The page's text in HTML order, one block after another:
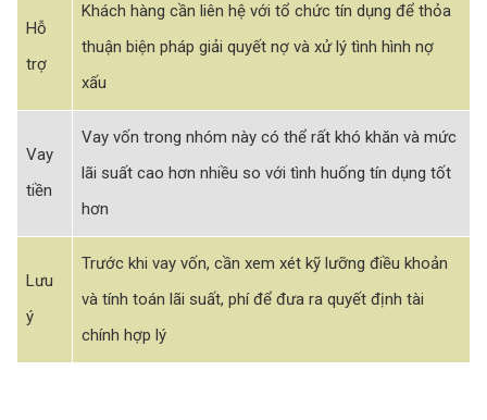
Hỗ
trợ
Khách hàng cần liên hệ với tổ chức tín dụng để thỏa
thuận biện pháp giải quyết nợ và xử lý tình hình nợ
xấu
Vay
tiền
Vay vốn trong nhóm này có thể rất khó khăn và mức
lãi suất cao hơn nhiều so với tình huống tín dụng tốt
hơn
Lưu
ý
Trước khi vay vốn, cần xem xét kỹ lưỡng điều khoản
và tính toán lãi suất, phí để đưa ra quyết định tài
chính hợp lý